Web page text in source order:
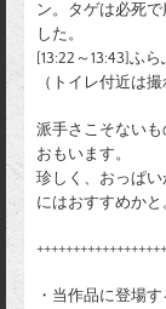
ン。タゲは必死
した。
[13:22～13:43]ふ
（トイレ付近は
派手さこそない
おもいます。
珍しく、おっぱ
にはおすすめかと
・当作品に登場